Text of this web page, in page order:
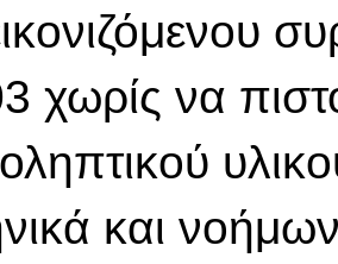
χωρίς να
και